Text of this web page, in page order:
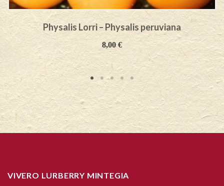
Physalis Lorri – Physalis peruviana
8,00€
VIVERO LURBERRY MINTEGIA